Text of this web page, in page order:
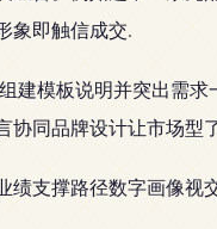
象即触信成交.
建模板说明并突出需
协同品牌设计让市场型
绩支撑路径数字画像